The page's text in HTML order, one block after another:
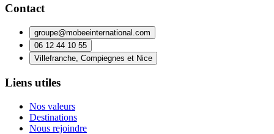
Contact
groupe@mobeeinternational.com
06 12 44 10 55
Villefranche, Compiegnes et Nice
Liens utiles
Nos valeurs
Destinations
Nous rejoindre